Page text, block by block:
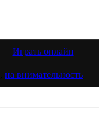
Играть онлайн
на внимательность